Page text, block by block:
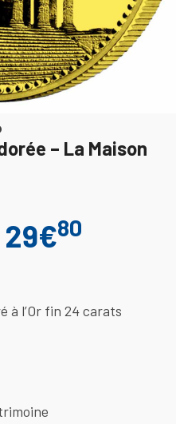
– La Maison
29€80
à l’Or fin 24 carats